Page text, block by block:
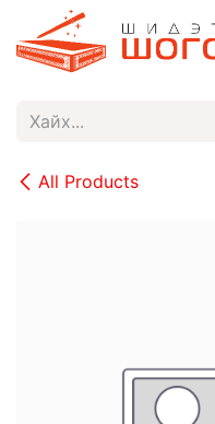
Skip to Content
All Products